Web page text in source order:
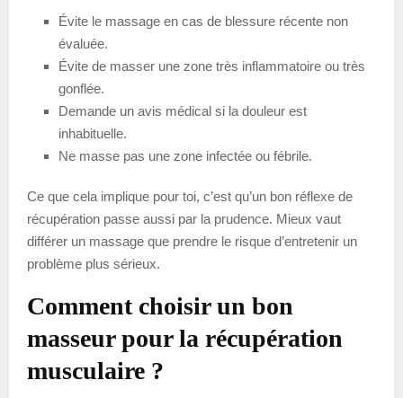
Évite le massage en cas de blessure récente non
évaluée.
Évite de masser une zone très inflammatoire ou très
gonflée.
Demande un avis médical si la douleur est
inhabituelle.
Ne masse pas une zone infectée ou fébrile.
Ce que cela implique pour toi, c’est qu’un bon réflexe de
récupération passe aussi par la prudence. Mieux vaut
différer un massage que prendre le risque d’entretenir un
problème plus sérieux.
Comment choisir un bon
masseur pour la récupération
musculaire ?